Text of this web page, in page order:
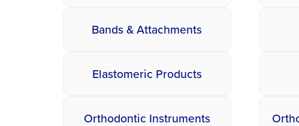
Bands & Attachments
Elastomeric Products
Orthodontic Instruments